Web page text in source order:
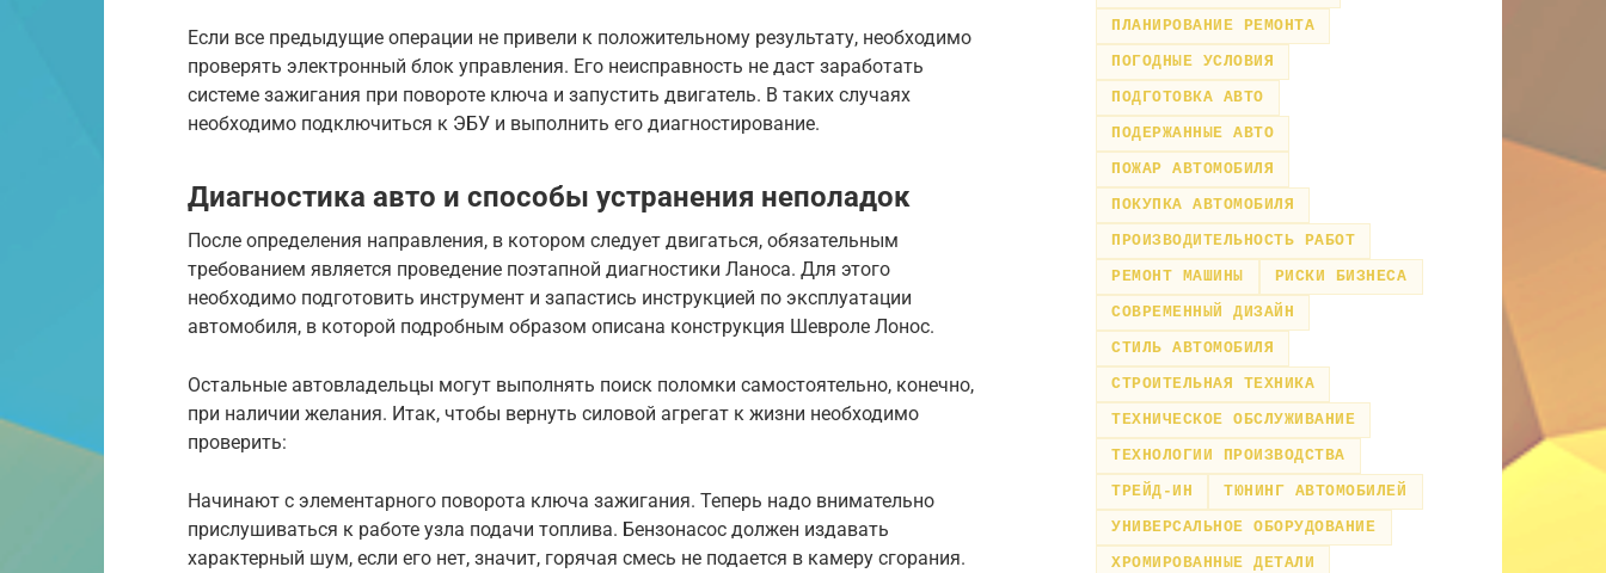
Если все предыдущие операции не привели к положительному результату, необходимо
проверять электронный блок управления. Его неисправность не даст заработать
системе зажигания при повороте ключа и запустить двигатель. В таких случаях
необходимо подключиться к ЭБУ и выполнить его диагностирование.
Диагностика авто и способы устранения неполадок
После определения направления, в котором следует двигаться, обязательным
требованием является проведение поэтапной диагностики Ланоса. Для этого
необходимо подготовить инструмент и запастись инструкцией по эксплуатации
автомобиля, в которой подробным образом описана конструкция Шевроле Лонос.
Остальные автовладельцы могут выполнять поиск поломки самостоятельно, конечно,
при наличии желания. Итак, чтобы вернуть силовой агрегат к жизни необходимо
проверить:
Начинают с элементарного поворота ключа зажигания. Теперь надо внимательно
прислушиваться к работе узла подачи топлива. Бензонасос должен издавать
характерный шум, если его нет, значит, горячая смесь не подается в камеру сгорания.
ПЛАНИРОВАНИЕ РЕМОНТА
ПОГОДНЫЕ УСЛОВИЯ
ПОДГОТОВКА АВТО
ПОДЕРЖАННЫЕ АВТО
ПОЖАР АВТОМОБИЛЯ
ПОКУПКА АВТОМОБИЛЯ
ПРОИЗВОДИТЕЛЬНОСТЬ РАБОТ
РЕМОНТ МАШИНЫ
РИСКИ БИЗНЕСА
СОВРЕМЕННЫЙ ДИЗАЙН
СТИЛЬ АВТОМОБИЛЯ
СТРОИТЕЛЬНАЯ ТЕХНИКА
ТЕХНИЧЕСКОЕ ОБСЛУЖИВАНИЕ
ТЕХНОЛОГИИ ПРОИЗВОДСТВА
ТРЕЙД-ИН
ТЮНИНГ АВТОМОБИЛЕЙ
УНИВЕРСАЛЬНОЕ ОБОРУДОВАНИЕ
ХРОМИРОВАННЫЕ ДЕТАЛИ